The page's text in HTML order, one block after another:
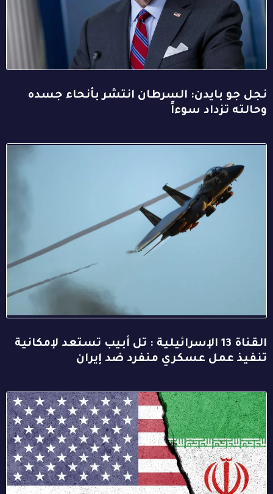
نجل جو بايدن: السرطان انتشر بأنحاء جسده
وحالته تزداد سوءاً
القناة 13 الإسرائيلية : تل أبيب تستعد لإمكانية
تنفيذ عمل عسكري منفرد ضد إيران